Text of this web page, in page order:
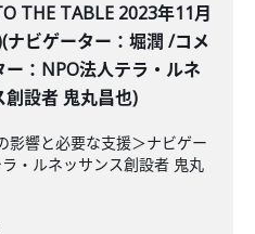
THE TABLE 2023年11月
ナビゲーター：堀潤 /コメ
ー：NPO法人テラ・ルネ
創設者 鬼丸昌也)
影響と必要な支援＞ナビゲー
・ルネッサンス創設者 鬼丸